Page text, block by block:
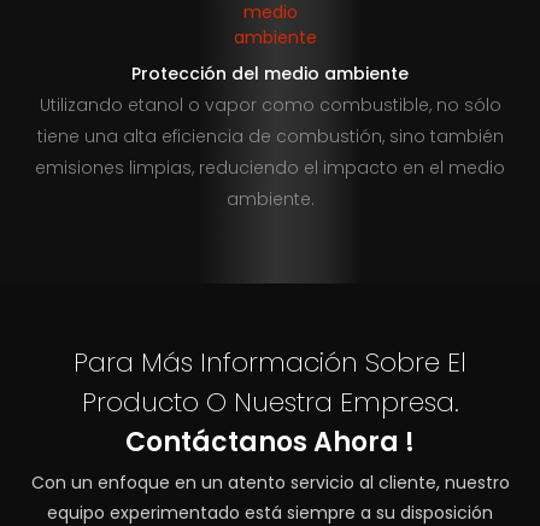
Protección del medio ambiente
Utilizando etanol o vapor como combustible, no sólo
tiene una alta eficiencia de combustión, sino también
emisiones limpias, reduciendo el impacto en el medio
ambiente.
Para Más Información Sobre El
Producto O Nuestra Empresa.
Contáctanos Ahora !
Con un enfoque en un atento servicio al cliente, nuestro
equipo experimentado está siempre a su disposición